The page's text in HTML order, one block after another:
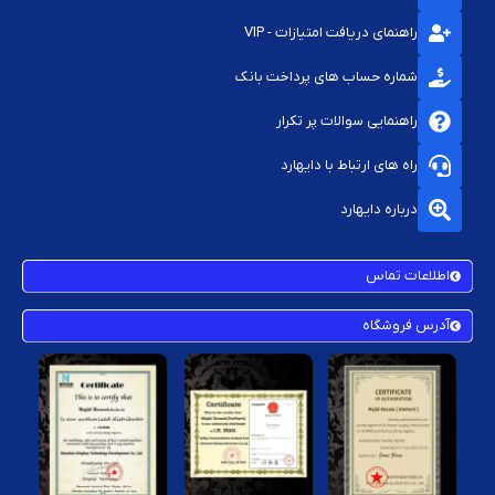
راهنمای دریافت امتیازات - VIP
شماره حساب های پرداخت بانک
راهنمایی سوالات پر تکرار
راه های ارتباط با دایهارد
درباره دایهارد
اطلاعات تماس
آدرس فروشگاه